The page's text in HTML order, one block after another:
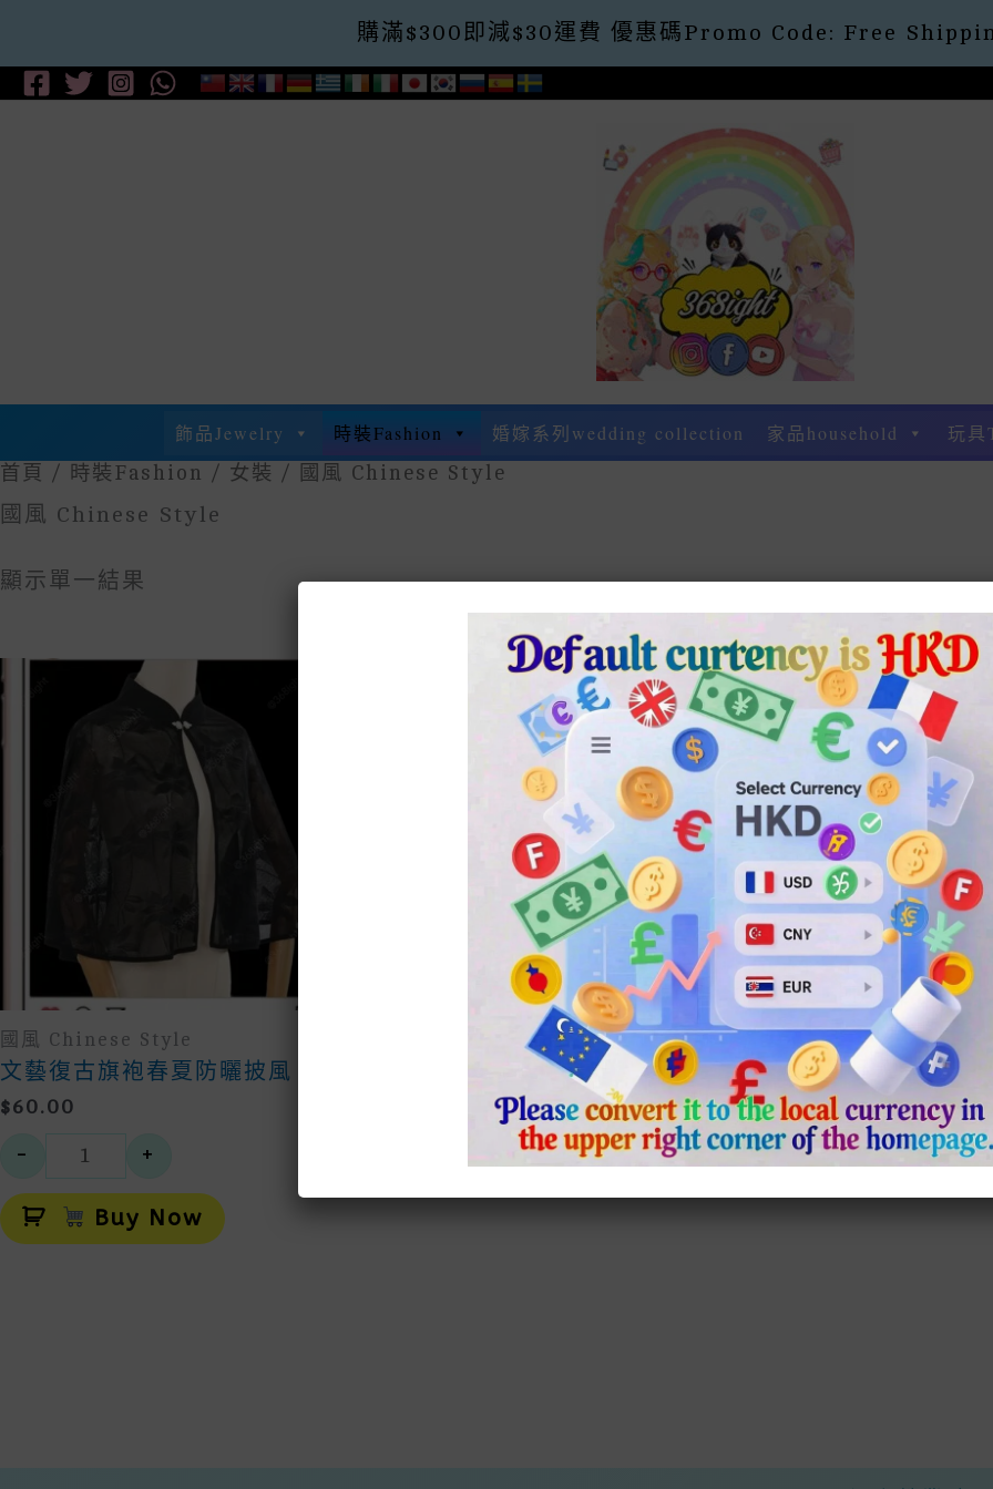
購滿$300即減$30運費 優惠碼Promo Code: Free
Skip
To
飾品Jewelry 時裝Fashion 婚嫁系列wedding collection 家品household 玩具
首頁 / 時裝Fashion / 女裝 / 國風 Chinese Style
國風 Chinese Style
顯示單一結果
國風 Chinese Style
文藝復古旗袍春夏防曬披風
$60.00
文藝復古旗袍春夏防曬披風 數量
- +
Buy Now
Alternative: